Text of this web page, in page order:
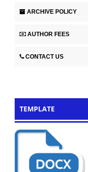
ARCHIVE POLICY
AUTHOR FEES
CONTACT US
TEMPLATE